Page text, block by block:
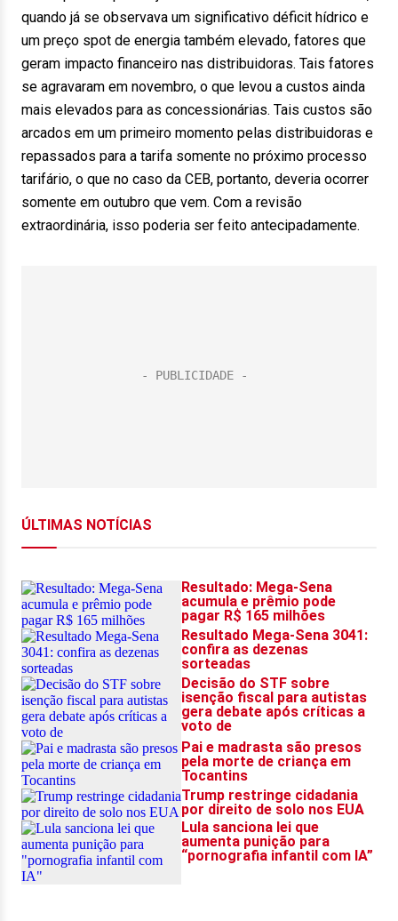
quando já se observava um significativo déficit hídrico e
um preço spot de energia também elevado, fatores que
geram impacto financeiro nas distribuidoras. Tais fatores
se agravaram em novembro, o que levou a custos ainda
mais elevados para as concessionárias. Tais custos são
arcados em um primeiro momento pelas distribuidoras e
repassados para a tarifa somente no próximo processo
tarifário, o que no caso da CEB, portanto, deveria ocorrer
somente em outubro que vem. Com a revisão
extraordinária, isso poderia ser feito antecipadamente.